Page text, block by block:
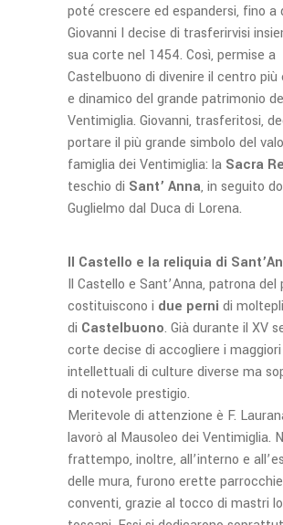
poté crescere ed espandersi, fino a
Giovanni I decise di trasferirvisi
sua corte nel 1454. Così, permise a
Castelbuono di divenire il centro più
e dinamico del grande patrimonio
Ventimiglia. Giovanni, trasferitosi,
portare il più grande simbolo del
famiglia dei Ventimiglia: la Sacra
teschio di Sant’ Anna, in seguito
Guglielmo dal Duca di Lorena.
Il Castello e la reliquia di
Il Castello e Sant’Anna, patrona del
costituiscono i due perni di
di Castelbuono. Già durante il XV
corte decise di accogliere i maggiori
intellettuali di culture diverse ma
di notevole prestigio.
Meritevole di attenzione è F.
lavorò al Mausoleo dei Ventimiglia.
frattempo, inoltre, all’interno e
delle mura, furono erette
conventi, grazie al tocco di mastri